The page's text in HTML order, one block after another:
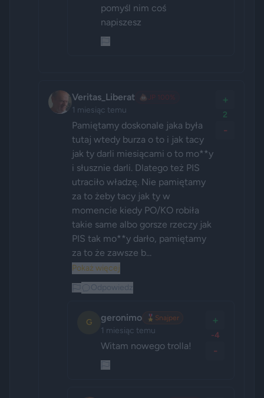
pomyśl nim coś
napiszesz
Veritas_Liberat 💩 JP 100%
1 miesiąc temu
Pamiętamy doskonale jaka była
tutaj wtedy burza o to i jak tacy
jak ty darli miesiącami o to mo**y
i słusznie darli. Dlatego też PIS
utraciło władzę. Nie pamiętamy
za to żeby tacy jak ty w
momencie kiedy PO/KO robiła
takie same albo gorsze rzeczy jak
PIS tak mo**y darło, pamiętamy
za to że zawsze b...
Pokaż więcej
+
2
-
G geronimo 🎖️ Snajper
1 miesiąc temu
Witam nowego trolla!
+
-4
-